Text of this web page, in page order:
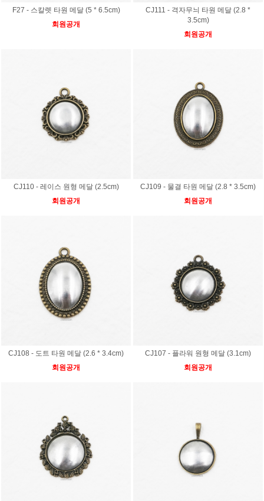
F27 - 스칼렛 타원 메달 (5 * 6.5cm)
회원공개
CJ111 - 격자무늬 타원 메달 (2.8 *
3.5cm)
회원공개
CJ110 - 레이스 원형 메달 (2.5cm)
회원공개
CJ109 - 물결 타원 메달 (2.8 * 3.5cm)
회원공개
CJ108 - 도트 타원 메달 (2.6 * 3.4cm)
회원공개
CJ107 - 플라워 원형 메달 (3.1cm)
회원공개